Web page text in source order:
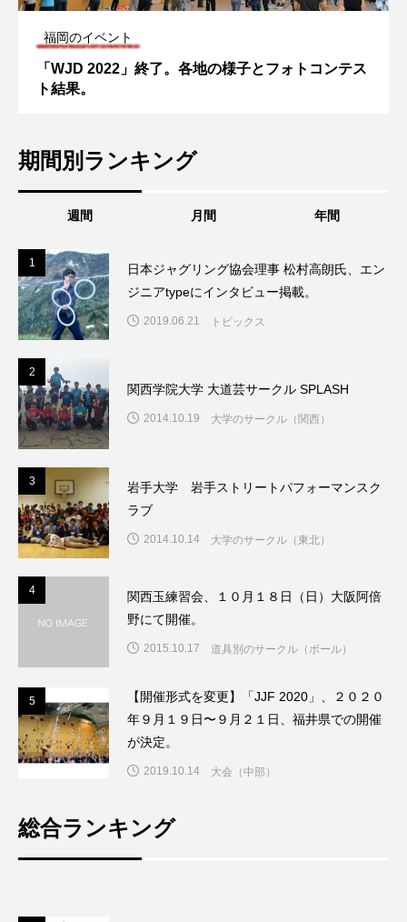
福岡のイベント
「WJD 2022」終了。各地の様子とフォトコンテス
ト結果。
期間別ランキング
週間 月間 年間
1
日本ジャグリング協会理事 松村高朗氏、エン
ジニアtypeにインタビュー掲載。
2019.06.21 トピックス
2
関西学院大学 大道芸サークル SPLASH
2014.10.19 大学のサークル（関西）
3
岩手大学 岩手ストリートパフォーマンスク
ラブ
2014.10.14 大学のサークル（東北）
4
関西玉練習会、１０月１８日（日）大阪阿倍
野にて開催。
2015.10.17 道具別のサークル（ボール）
5
【開催形式を変更】「JJF 2020」、２０２０
年９月１９日〜９月２１日、福井県での開催
が決定。
2019.10.14 大会（中部）
総合ランキング